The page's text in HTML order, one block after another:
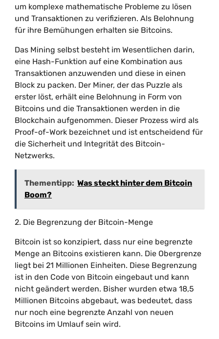
um komplexe mathematische Probleme zu lösen
und Transaktionen zu verifizieren. Als Belohnung
für ihre Bemühungen erhalten sie Bitcoins.
Das Mining selbst besteht im Wesentlichen darin,
eine Hash-Funktion auf eine Kombination aus
Transaktionen anzuwenden und diese in einen
Block zu packen. Der Miner, der das Puzzle als
erster löst, erhält eine Belohnung in Form von
Bitcoins und die Transaktionen werden in die
Blockchain aufgenommen. Dieser Prozess wird als
Proof-of-Work bezeichnet und ist entscheidend für
die Sicherheit und Integrität des Bitcoin-
Netzwerks.
Thementipp: Was steckt hinter dem Bitcoin
Boom?
2. Die Begrenzung der Bitcoin-Menge
Bitcoin ist so konzipiert, dass nur eine begrenzte
Menge an Bitcoins existieren kann. Die Obergrenze
liegt bei 21 Millionen Einheiten. Diese Begrenzung
ist in den Code von Bitcoin eingebaut und kann
nicht geändert werden. Bisher wurden etwa 18,5
Millionen Bitcoins abgebaut, was bedeutet, dass
nur noch eine begrenzte Anzahl von neuen
Bitcoins im Umlauf sein wird.